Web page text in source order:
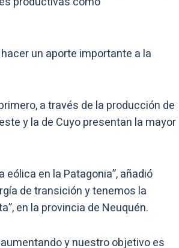
un aporte importante a la
a través de la producción de
y la de Cuyo presentan la mayor
en la Patagonia”, añadió
de transición y tenemos la
en la provincia de Neuquén.
y nuestro objetivo es